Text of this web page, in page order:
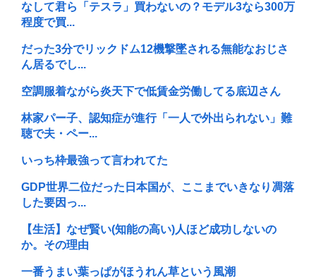
なして君ら「テスラ」買わないの？モデル3なら300万
程度で買...
だった3分でリックドム12機撃墜される無能なおじさ
ん居るでし...
空調服着ながら炎天下で低賃金労働してる底辺さん
林家パー子、認知症が進行「一人で外出られない」難
聴で夫・ペー...
いっち枠最強って言われてた
GDP世界二位だった日本国が、ここまでいきなり凋落
した要因っ...
【生活】なぜ賢い(知能の高い)人ほど成功しないの
か。その理由
一番うまい葉っぱがほうれん草という風潮